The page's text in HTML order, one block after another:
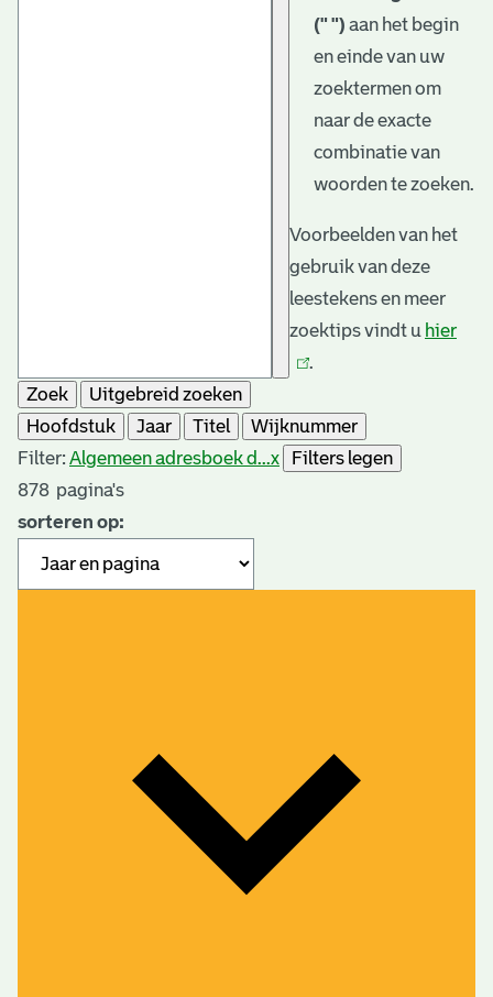
(" ") aan het begin
en einde van uw
zoektermen om
naar de exacte
combinatie van
woorden te zoeken.
Voorbeelden van het
gebruik van deze
leestekens en meer
zoektips vindt u hier
.
Zoek
Uitgebreid zoeken
Hoofdstuk
Jaar Titel
Wijknummer
Filter: Algemeen adresboek d...x
Filters legen
878 pagina's
sorteren op: